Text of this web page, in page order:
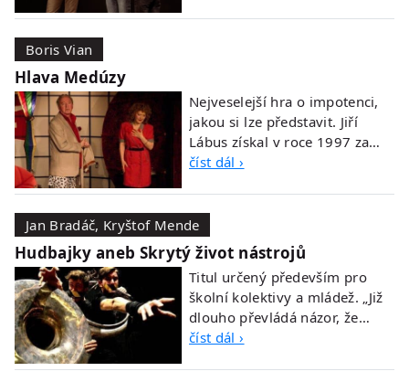
Boris Vian
Hlava Medúzy
Nejveselejší hra o impotenci,
jakou si lze představit. Jiří
Lábus získal v roce 1997 za…
číst dál ›
Jan Bradáč, Kryštof Mende
Hudbajky aneb Skrytý život nástrojů
Titul určený především pro
školní kolektivy a mládež. „Již
dlouho převládá názor, že…
číst dál ›